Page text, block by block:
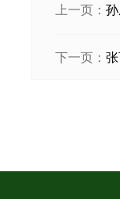
上一页：
下一页：